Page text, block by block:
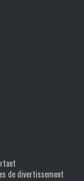
de divertissement